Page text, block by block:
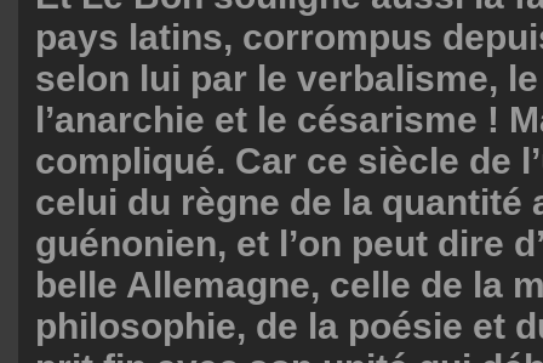
pays latins, corrompus
selon lui par le verbalisme,
l’anarchie et le césarisme !
compliqué. Car ce siècle de
celui du règne de la quantité
guénonien, et l’on peut dire
belle Allemagne, celle de la
philosophie, de la poésie et